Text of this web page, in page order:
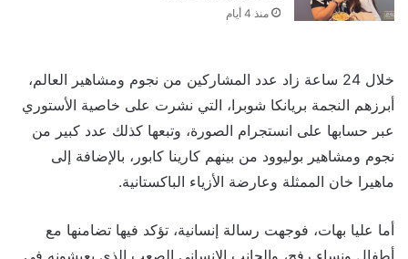
منذ 4 أيام
خلال 24 ساعة زاد عدد المشاركين من نجوم ومشاهير العالم،
أبرزهم النجمة بريانكا شوبرا، التي نشرت على خاصية الأستوري
عبر حسابها على انستجرام الصورة، وتبعها كذلك عدد كبير من
نجوم ومشاهير بوليوود من بينهم كارينا كابور، بالإضافة إلى
ماهيرا خان الممثلة وعارضة الأزياء الباكستانية.
أما عليا بهات، فوجهت رسالة إنسانية، تؤكد فيها تضامنها مع
أطفال ونساء رفح، والجانب الإنساني الصعب الذي يعيشونه في